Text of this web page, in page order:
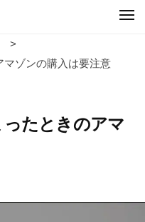
マゾンの購入は要注意
たときのアマ